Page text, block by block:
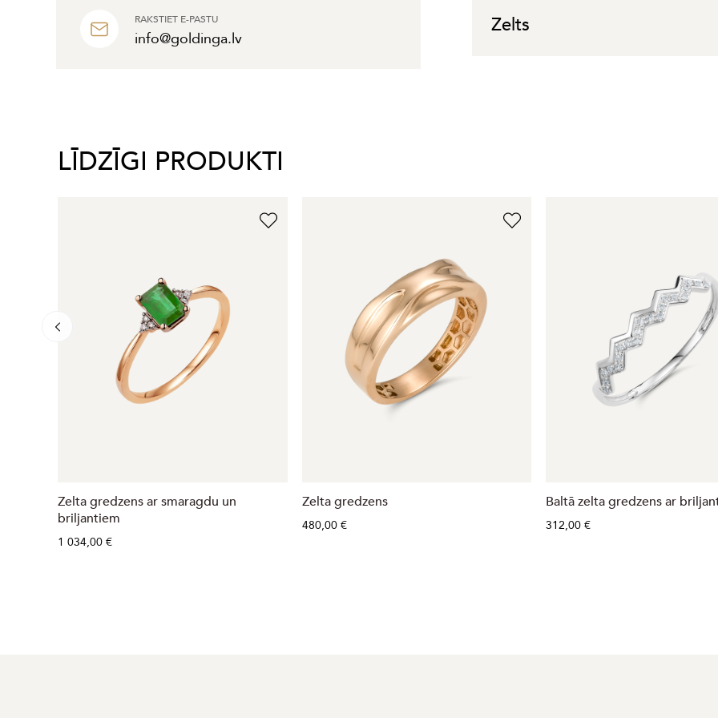
RAKSTIET E-PASTU
info@goldinga.lv
Zelts
LĪDZĪGI PRODUKTI
Zelta gredzens ar smaragdu un
briljantiem
1 034,00 €
Zelta gredzens
480,00 €
Baltā zelta gredzens ar
312,00 €